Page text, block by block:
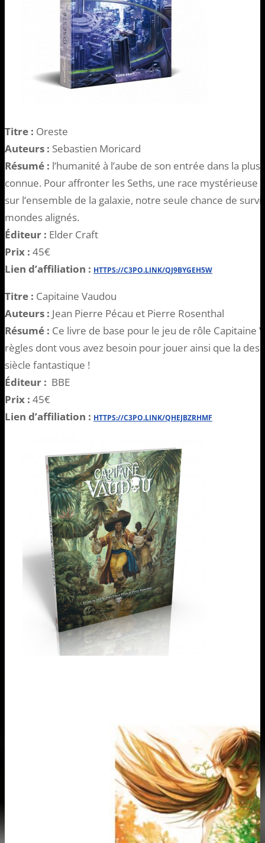
Titre : Oreste
Auteurs : Sebastien Moricard
Résumé : l’humanité à l’aube de son entrée dans la
connue. Pour affronter les Seths, une race
sur l’ensemble de la galaxie, notre seule chance de
mondes alignés.
Éditeur : Elder Craft
Prix : 45€
Lien d’affiliation : HTTPS://C3PO.LINK/QJ9BYGEH5W
Titre : Capitaine Vaudou
Auteurs : Jean Pierre Pécau et Pierre Rosenthal
Résumé : Ce livre de base pour le jeu de rôle Capitaine
règles dont vous avez besoin pour jouer ainsi que la
siècle fantastique !
Éditeur : BBE
Prix : 45€
Lien d’affiliation : HTTPS://C3PO.LINK/QHEJBZRHMF